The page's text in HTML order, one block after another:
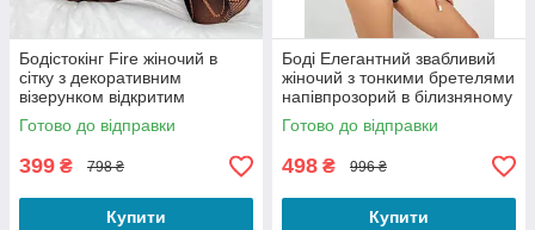
Бодістокінг Fire жіночий в
сітку з декоративним
візерунком відкритим
доступом та перфорацією
чорні
Готово до відправки
399 ₴ 798 ₴
Купити
Боді Елегантний звабливий
жіночий з тонкими бретелями
напівпрозорий в білизняному
стилі чорний XS
Готово до відправки
498 ₴ 996 ₴
Купити